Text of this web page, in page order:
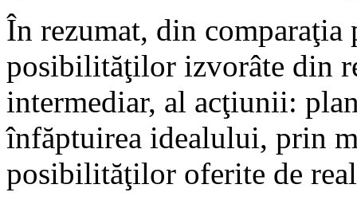
În rezumat, din
posibilităţilor izvorâte din
intermediar, al acţiunii:
înfăptuirea idealului, prin
posibilităţilor oferite de